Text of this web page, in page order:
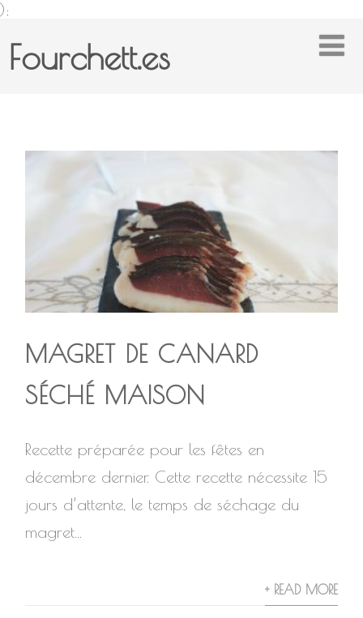
);
Fourchett.es
MAGRET DE CANARD
SÉCHÉ MAISON
Recette préparée pour les fêtes en
décembre dernier. Cette recette nécessite 15
jours d’attente, le temps de séchage du
magret...
+ READ MORE